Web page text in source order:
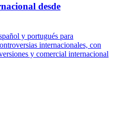
desde
y portugués para
internacionales, con
y comercial internacional